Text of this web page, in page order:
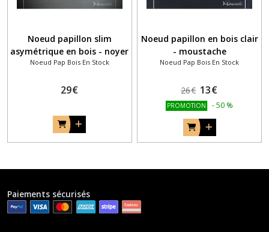
Noeud papillon slim
asymétrique en bois - noyer
et pleuplier argenté
Noeud Pap Bois En Stock
29€
Noeud papillon en bois clair
- moustache
Noeud Pap Bois En Stock
26€ 13€
PROMOTION -50 %
Paiements sécurisés